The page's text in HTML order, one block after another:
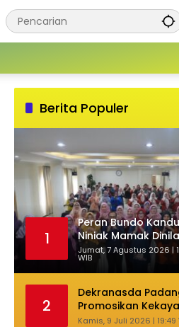
Berita Populer
1
Peran Bundo
Niniak Mamak
Cegah Perkawinan
Jumat, 7 Agustus 2026 |
WIB
2
Dekranasda
Promosikan
Lokal di Ajang
Kamis, 9 Juli 2026 | 19:49